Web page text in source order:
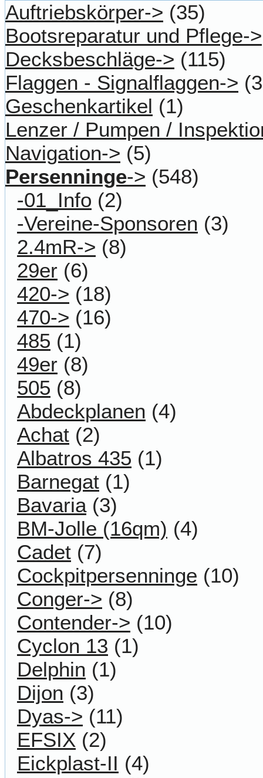
Auftriebskörper-> (35)
Bootsreparatur und Pflege->
Decksbeschläge-> (115)
Flaggen - Signalflaggen->
Geschenkartikel (1)
Lenzer / Pumpen /
Navigation-> (5)
Persenninge-> (548)
-01_Info (2)
-Vereine-Sponsoren (3)
2.4mR-> (8)
29er (6)
420-> (18)
470-> (16)
485 (1)
49er (8)
505 (8)
Abdeckplanen (4)
Achat (2)
Albatros 435 (1)
Barnegat (1)
Bavaria(3)
BM-Jolle (16qm) (4)
Cadet (7)
Cockpitpersenninge (10)
Conger-> (8)
Contender-> (10)
Cyclon 13 (1)
Delphin (1)
Dijon (3)
Dyas-> (11)
EFSIX (2)
Eickplast-II (4)